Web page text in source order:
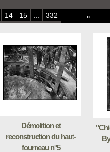
14 15 332 »
Démolition et
reconstruction du haut-
fourneau n°5